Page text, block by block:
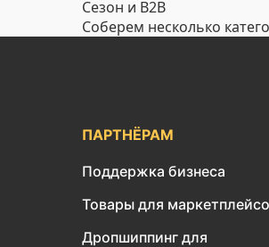
Сезон и B2B
Соберем несколько
ПАРТНЁРАМ
Поддержка бизнеса
Товары для
Дропшиппинг для